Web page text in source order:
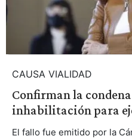
CAUSA VIALIDAD
Confirman la
inhabilitación para
El fallo fue emitido por la